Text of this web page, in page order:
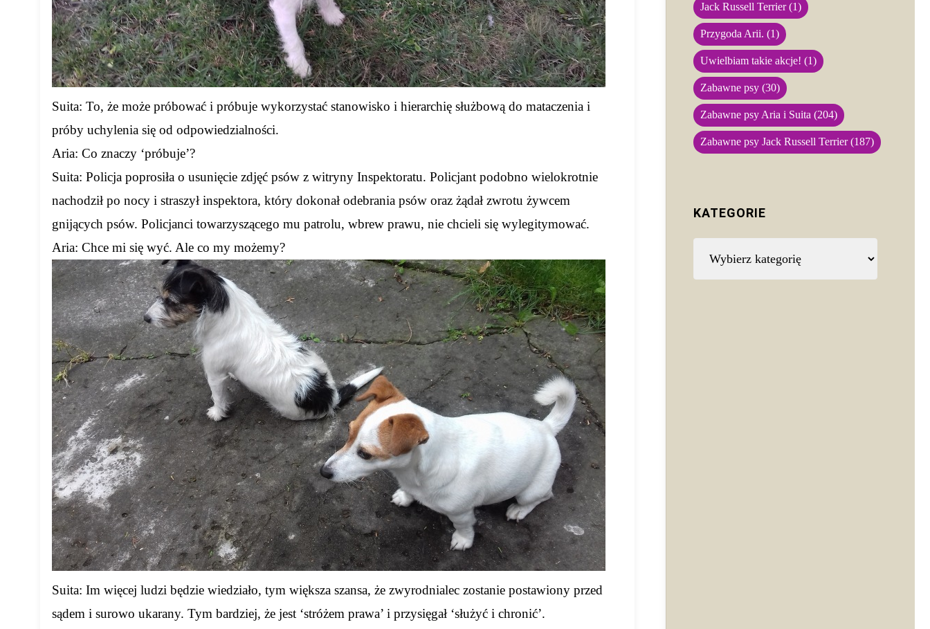
Suita: To, że może próbować i próbuje wykorzystać stanowisko i hierarchię służbową do mataczenia i
próby uchylenia się od odpowiedzialności.
Aria: Co znaczy ‘próbuje’?
Suita: Policja poprosiła o usunięcie zdjęć psów z witryny Inspektoratu. Policjant podobno wielokrotnie
nachodził po nocy i straszył inspektora, który dokonał odebrania psów oraz żądał zwrotu żywcem
gnijących psów. Policjanci towarzyszącego mu patrolu, wbrew prawu, nie chcieli się wylegitymować.
Aria: Chce mi się wyć. Ale co my możemy?
Suita: Im więcej ludzi będzie wiedziało, tym większa szansa, że zwyrodnialec zostanie postawiony przed
sądem i surowo ukarany. Tym bardziej, że jest ‘stróżem prawa’ i przysięgał ‘służyć i chronić’.
Jack Russell Terrier(1)
Przygoda Arii. (1)
Uwielbiam takie akcje! (1)
Zabawne psy (30)
Zabawne psy Aria i Suita (204)
Zabawne psy Jack Russell Terrier(187)
KATEGORIE